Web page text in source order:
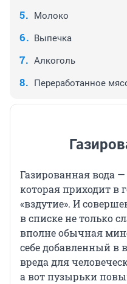
Молоко
Выпечка
Алкоголь
Переработанное
Газированная вода
которая приходит в
«вздутие». И
в списке не только
вполне обычная
себе добавленный в
вреда для
а вот пузырьки